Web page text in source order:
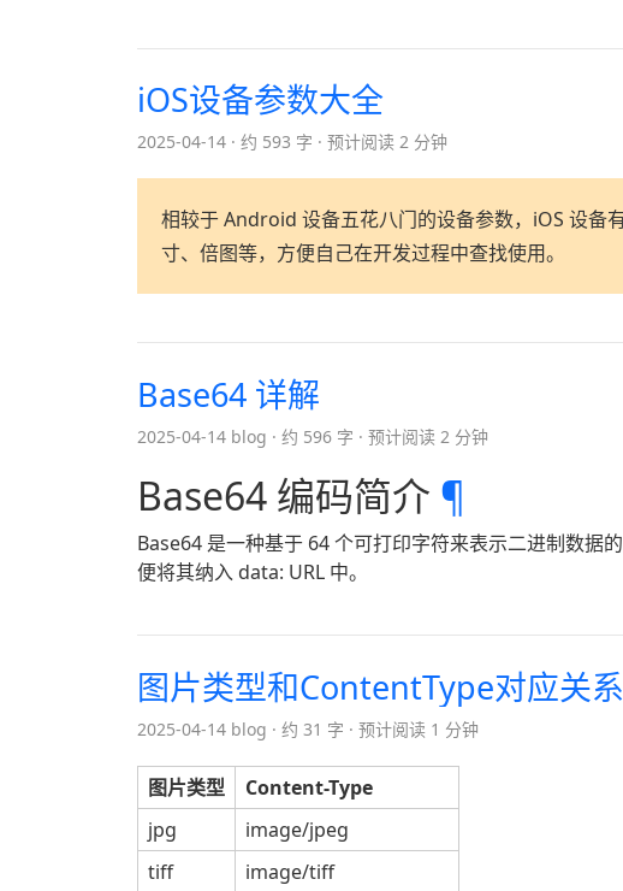
iOS设备参数大全
2025-04-14 约 593 字 预计阅读 2 分钟
相较于 Android 设备五花八门的设备参数，iOS 设备
寸、倍图等，方便自己在开发过程中查找使用。
Base64 详解
2025-04-14 blog 约 596 字 预计阅读 2 分钟
Base64 编码简介 ¶
Base64 是一种基于 64 个可打印字符来表示二进制数据
便将其纳入 data: URL 中。
图片类型和ContentType对应关系
2025-04-14 blog 约 31 字 预计阅读 1 分钟
图片类型
Content-Type
jpg
image/jpeg
tiff
image/tiff